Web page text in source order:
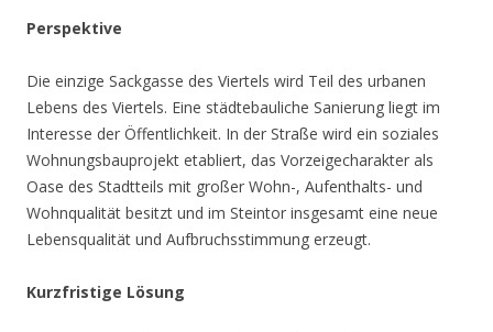
Perspektive
Die einzige Sackgasse des Viertels wird Teil des urbanen
Lebens des Viertels. Eine städtebauliche Sanierung liegt im
Interesse der Öffentlichkeit. In der Straße wird ein soziales
Wohnungsbauprojekt etabliert, das Vorzeigecharakter als
Oase des Stadtteils mit großer Wohn-, Aufenthalts- und
Wohnqualität besitzt und im Steintor insgesamt eine neue
Lebensqualität und Aufbruchsstimmung erzeugt.
Kurzfristige Lösung